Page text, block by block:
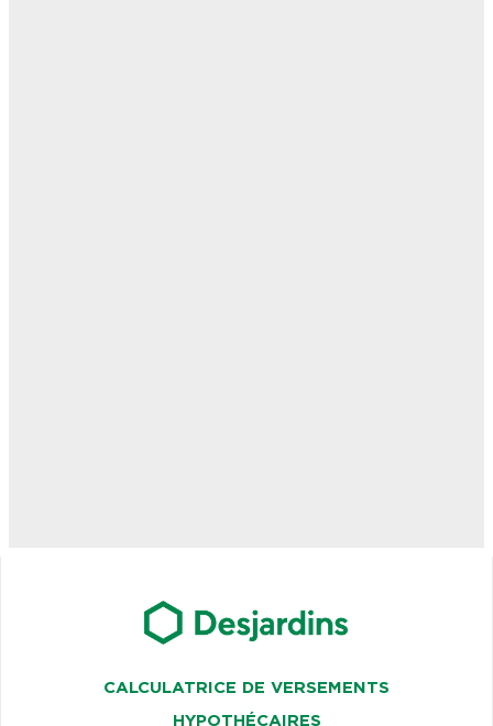
CALCULATRICE DE VERSEMENTS
HYPOTHÉCAIRES